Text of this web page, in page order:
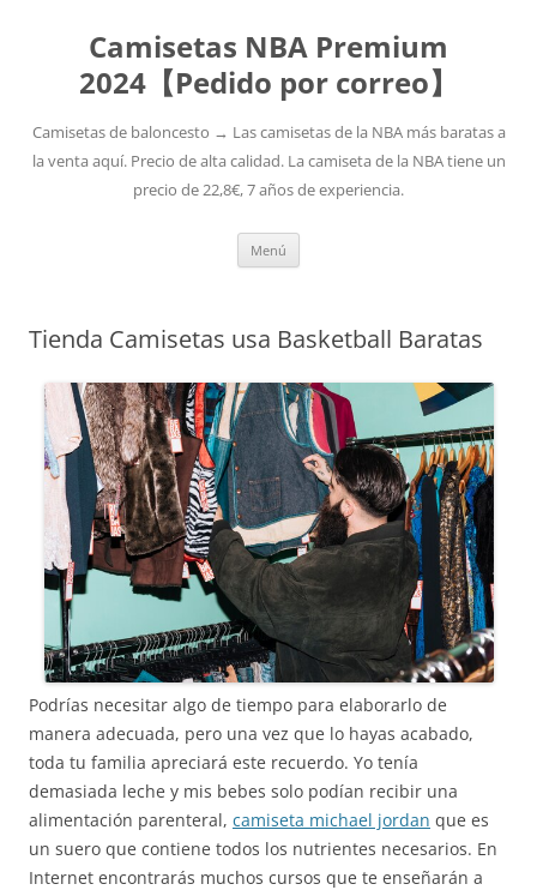
Camisetas NBA Premium
2024【Pedido por correo】
Camisetas de baloncesto → Las camisetas de la NBA más baratas a
la venta aquí. Precio de alta calidad. La camiseta de la NBA tiene un
precio de 22,8€, 7 años de experiencia.
Menú
Tienda Camisetas usa Basketball Baratas
Podrías necesitar algo de tiempo para elaborarlo de
manera adecuada, pero una vez que lo hayas acabado,
toda tu familia apreciará este recuerdo. Yo tenía
demasiada leche y mis bebes solo podían recibir una
alimentación parenteral, camiseta michael jordan que es
un suero que contiene todos los nutrientes necesarios. En
Internet encontrarás muchos cursos que te enseñarán a